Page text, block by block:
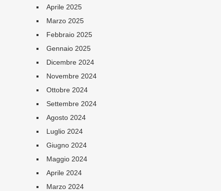
Aprile 2025
Marzo 2025
Febbraio 2025
Gennaio 2025
Dicembre 2024
Novembre 2024
Ottobre 2024
Settembre 2024
Agosto 2024
Luglio 2024
Giugno 2024
Maggio 2024
Aprile 2024
Marzo 2024